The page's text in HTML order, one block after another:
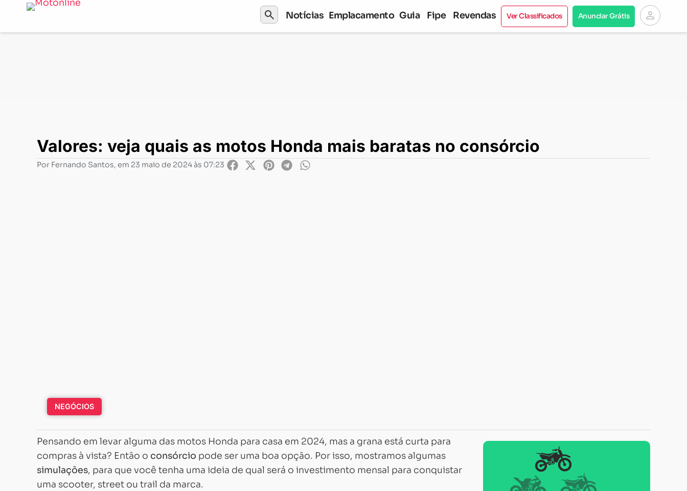
search Notícias Emplacamento Guia Fipe Revendas Ver Classificados Anunciar Grátis person
Valores: veja quais as motos Honda mais baratas no consórcio
Valores: veja quais as motos Honda mais baratas no consórcio
Por Fernando Santos, em 23 maio de 2024 às 07:23
NEGÓCIOS
Pensando em levar alguma das motos Honda para casa em 2024, mas a grana está curta para
compras à vista? Então o consórcio pode ser uma boa opção. Por isso, mostramos algumas
simulações, para que você tenha uma ideia de qual será o investimento mensal para conquistar
uma scooter, street ou trail da marca.